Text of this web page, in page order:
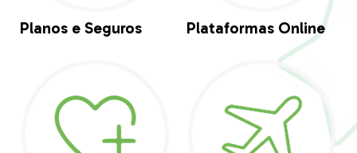
Planos e Seguros Plataformas Online